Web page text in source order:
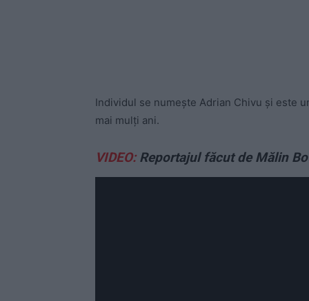
Individul se numește Adrian Chivu și este
mai mulți ani.
VIDEO:Reportajul făcut de Mălin